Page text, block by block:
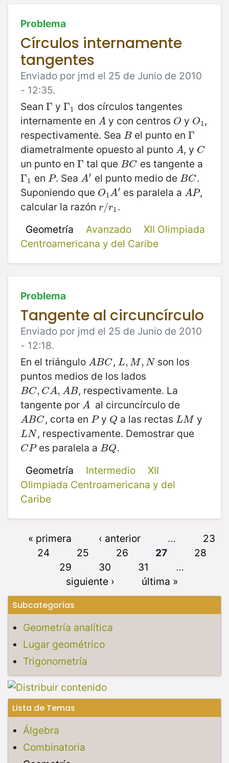
Problema
Círculos internamente
tangentes
Enviado por jmd el 25 de Junio de 2010
- 12:35.
Sean Γ
Γ yΓ1
Γ1 dos círculos tangentes
internamente en A
A y con centros O
Oy O1
O1 ,
respectivamente. Sea B
Bel punto en Γ
Γ
diametralmente opuesto al punto A
A, y C
C
un punto en Γ
Γ tal que BC
BC es tangente a
Γ1
Γ1 en P
P. Sea A′
A′ el punto medio de BC
BC .
Suponiendo que O1A′
O1A′ es paralela a A P
AP ,
calcular la razón r/r1
r/r1 .
Geometría
Avanzado
XII Olimpiada
Centroamericana y del Caribe
Problema
Tangente al circuncírculo
Enviado por jmd el 25 de Junio de 2010
- 12:18.
En el triángulo A BC
ABC , L, M, N
L,M,N
son los
puntos medios de los lados
BC, CA, A B
BC,CA,AB
, respectivamente. La
tangente por A
A al circuncírculo de
A BC
ABC , corta en P
Py Q
Q a las rectas LM
LM y
LN
LN , respectivamente. Demostrar que
CP
CP es paralela a BQ
BQ .
Geometría
Intermedio
XII
Olimpiada Centroamericana y del
Caribe
« primera ‹ anterior …
23
24
25 26 27
28
29
30 31
…
siguiente ›
última »
Subcategorías
Geometría analítica
Lugar geométrico
Trigonometría
Lista de Temas
Álgebra
Combinatoria